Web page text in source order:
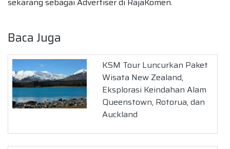
Baca Juga
KSM Tour Luncurkan Paket
Wisata New Zealand,
Eksplorasi Keindahan Alam
Queenstown, Rotorua, dan
Auckland